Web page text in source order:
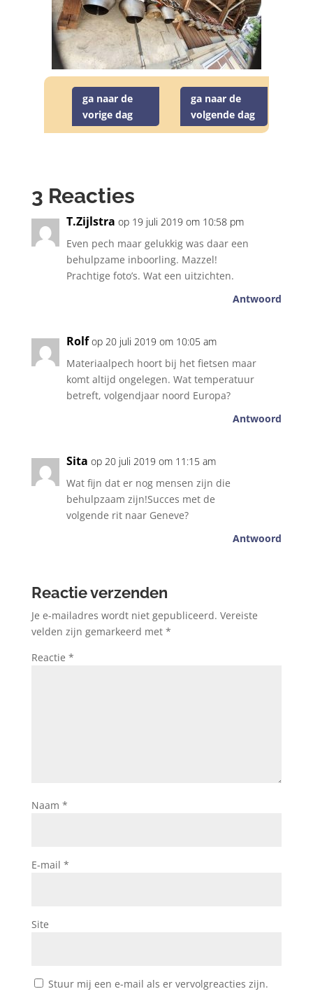
ga naar de
vorige dag
ga naar de
volgende dag
3 Reacties
T.Zijlstra op 19 juli 2019 om 10:58 pm
Even pech maar gelukkig was daar een
behulpzame inboorling. Mazzel!
Prachtige foto’s. Wat een uitzichten.
Antwoord
Rolf op 20 juli 2019 om 10:05 am
Materiaalpech hoort bij het fietsen maar
komt altijd ongelegen. Wat temperatuur
betreft, volgendjaar noord Europa?
Antwoord
Sita op 20 juli 2019 om 11:15 am
Wat fijn dat er nog mensen zijn die
behulpzaam zijn!Succes met de
volgende rit naar Geneve?
Antwoord
Reactie verzenden
Je e-mailadres wordt niet gepubliceerd. Vereiste
velden zijn gemarkeerd met *
Reactie *
Naam *
E-mail *
Site
Stuur mij een e-mail als er vervolgreacties zijn.